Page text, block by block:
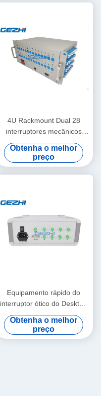
4U Rackmount Dual 28
interruptores mecânicos
Opto de Pieaces 2x4
Obtenha o melhor
preço
Equipamento rápido do
interruptor ótico do Desktop
RS232 1x8 do interruptor
Obtenha o melhor
preço